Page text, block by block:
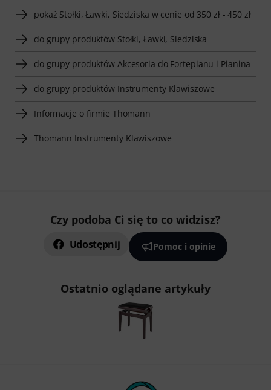
pokaż Stołki, Ławki, Siedziska w cenie od 350 zł - 450 zł
do grupy produktów Stołki, Ławki, Siedziska
do grupy produktów Akcesoria do Fortepianu i Pianina
do grupy produktów Instrumenty Klawiszowe
Informacje o firmie Thomann
Thomann Instrumenty Klawiszowe
Czy podoba Ci się to co widzisz?
Udostępnij Pomoc i opinie
Ostatnio oglądane artykuły